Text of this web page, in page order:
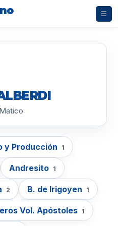
☰
y Producción 1
Andresito 1
2 B. de Irigoyen 1
Vol. Apóstoles 1